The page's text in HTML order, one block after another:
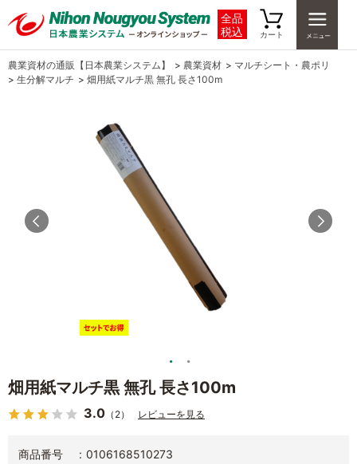
全品
税込
カート
農業資材の通販【日本農業システム】 > 農業資材 > マルチシート・農ポリ
> 生分解マルチ > 畑用紙マルチ黒 無孔 長さ100m
畑用紙マルチ黒 無孔 長さ100m
3.0 （2） レビューを見る
商品番号
0106168510273